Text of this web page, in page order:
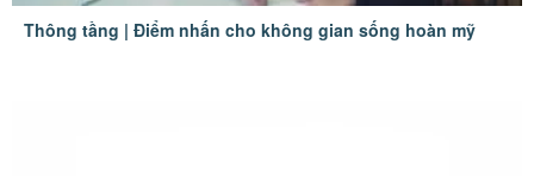
Thông tầng | Điểm nhấn cho không gian sống hoàn mỹ